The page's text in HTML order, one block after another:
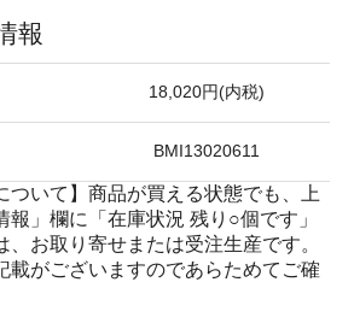
報
18,020円(内税)
BMI13020611
ついて】商品が買える状態でも、上
報」欄に「在庫状況 残り○個です」
、お取り寄せまたは受注生産です。
載がございますのであらためてご確